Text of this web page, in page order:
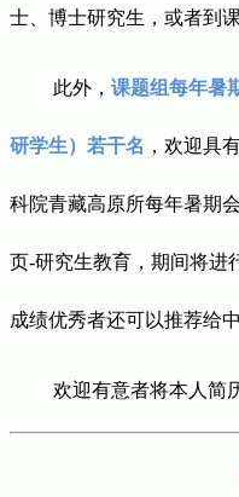
士、博士研究生，或者到
此外， 课题组每年暑
研学生）若干名 ，欢迎具
科院青藏高原所每年暑期
页-研究生教育，期间将进
成绩优秀者还可以推荐给
欢迎有意者将本人简